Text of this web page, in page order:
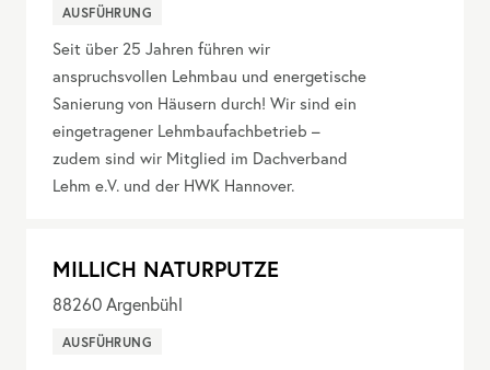
AUSFÜHRUNG
Seit über 25 Jahren führen wir
anspruchsvollen Lehmbau und energetische
Sanierung von Häusern durch! Wir sind ein
eingetragener Lehmbaufachbetrieb –
zudem sind wir Mitglied im Dachverband
Lehm e.V. und der HWK Hannover.
MILLICH NATURPUTZE
88260Argenbühl
AUSFÜHRUNG